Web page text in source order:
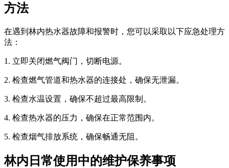
方法
在遇到林内热水器故障和报警时，您可以采取以下应急处理方
法：
1. 立即关闭燃气阀门，切断电源。
2. 检查燃气管道和热水器的连接处，确保无泄漏。
3. 检查水温设置，确保不超过最高限制。
4. 检查热水器的压力，确保在正常范围内。
5. 检查烟气排放系统，确保畅通无阻。
林内日常使用中的维护保养事项